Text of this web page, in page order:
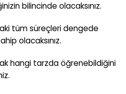
bilincinde olacaksınız.
tüm süreçleri dengede
olacaksınız.
hangi tarzda öğrenebildiğini